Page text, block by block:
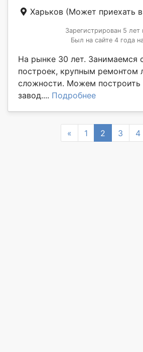
Харьков (Может приехать в
Зарегистрирован 5 лет
Был на сайте 4 года
На рынке 30 лет. Занимаемся
построек, крупным ремонтом
сложности. Можем построить
завод.... Подробнее
« Previous
1 2 3 4